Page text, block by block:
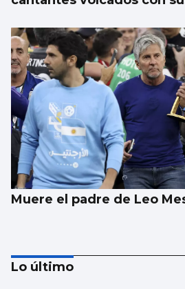
Muere el padre de Leo
Lo último